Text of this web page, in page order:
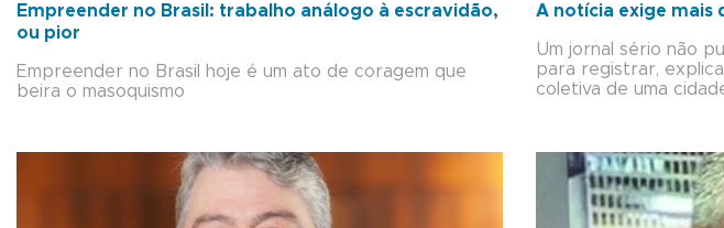
Empreender no Brasil: trabalho análogo à escravidão,
ou pior
Empreender no Brasil hoje é um ato de coragem que
beira o masoquismo
A notícia exige mais
Um jornal sério não
para registrar,
coletiva de uma